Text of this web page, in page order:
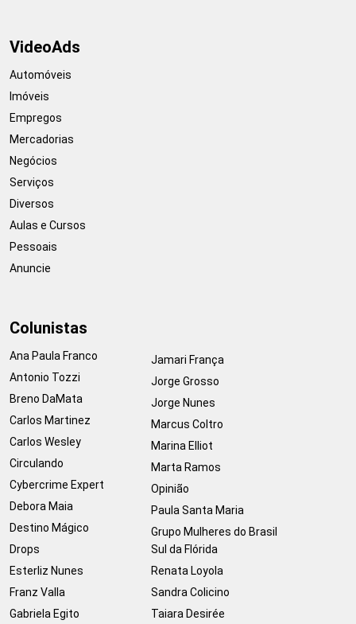
VideoAds
Automóveis
Imóveis
Empregos
Mercadorias
Negócios
Serviços
Diversos
Aulas e Cursos
Pessoais
Anuncie
Colunistas
Ana Paula Franco
Antonio Tozzi
Breno DaMata
Carlos Martinez
Carlos Wesley
Circulando
Cybercrime Expert
Debora Maia
Destino Mágico
Drops
Esterliz Nunes
Franz Valla
Gabriela Egito
Jamari França
Jorge Grosso
Jorge Nunes
Marcus Coltro
Marina Elliot
Marta Ramos
Opinião
Paula Santa Maria
Grupo Mulheres do Brasil
Sul da Flórida
Renata Loyola
Sandra Colicino
Taiara Desirée